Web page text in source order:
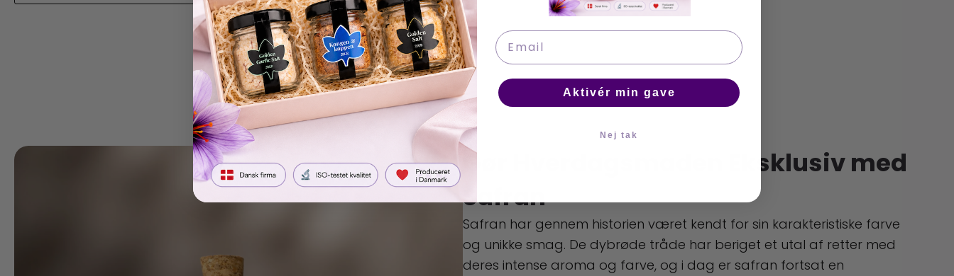
Gør Hverdagsmaden Eksklusiv med
Safran
Safran har gennem historien været kendt for sin karakteristiske farve
og unikke smag. De dybrøde tråde har beriget et utal af retter med
deres intense aroma og farve, og i dag er safran fortsat en
Email
Aktivér min gave
Nej tak